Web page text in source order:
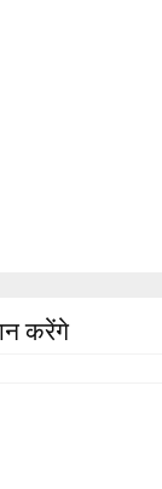
करेंगे